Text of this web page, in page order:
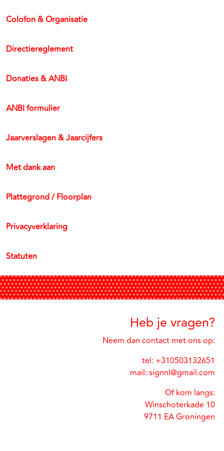
Colofon & Organisatie
Directiereglement
Donaties & ANBI
ANBI formulier
Jaarverslagen & Jaarcijfers
Met dank aan
Plattegrond / Floorplan
Privacyverklaring
Statuten
Heb je vragen?
Neem dan contact met ons op:
tel: +310503132651
mail: signnl@gmail.com
Of kom langs:
Winschoterkade 10
9711 EA Groningen